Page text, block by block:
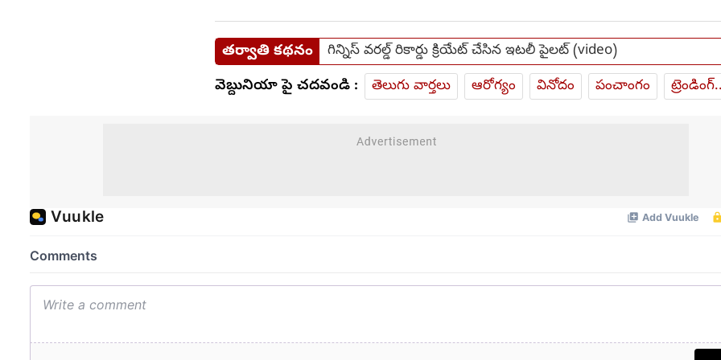
తర్వాతి కథనం గిన్నిస్ వరల్డ్ రికార్డు క్రియేట్ చేసిన ఇటలీ పైలట్ (video)
వెబ్దునియా పై చదవండి : తెలుగు వార్తలు ఆరోగ్యం వినోదం పంచాంగం